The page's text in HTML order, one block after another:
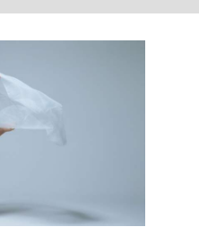
o corpo
e